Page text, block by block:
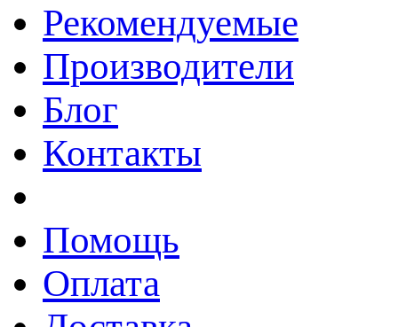
Рекомендуемые
Производители
Блог
Контакты
Помощь
Оплата